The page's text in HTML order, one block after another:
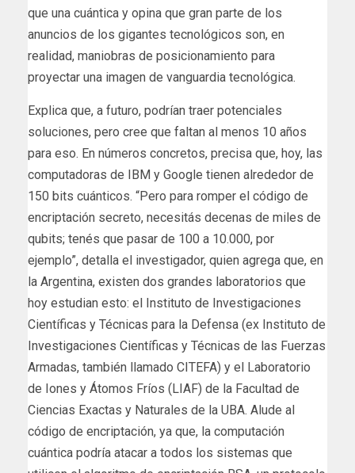
que una cuántica y opina que gran parte de los
anuncios de los gigantes tecnológicos son, en
realidad, maniobras de posicionamiento para
proyectar una imagen de vanguardia tecnológica.
Explica que, a futuro, podrían traer potenciales
soluciones, pero cree que faltan al menos 10 años
para eso. En números concretos, precisa que, hoy, las
computadoras de IBM y Google tienen alrededor de
150 bits cuánticos. “Pero para romper el código de
encriptación secreto, necesitás decenas de miles de
qubits; tenés que pasar de 100 a 10.000, por
ejemplo”, detalla el investigador, quien agrega que, en
la Argentina, existen dos grandes laboratorios que
hoy estudian esto: el Instituto de Investigaciones
Científicas y Técnicas para la Defensa (ex Instituto de
Investigaciones Científicas y Técnicas de las Fuerzas
Armadas, también llamado CITEFA) y el Laboratorio
de Iones y Átomos Fríos (LIAF) de la Facultad de
Ciencias Exactas y Naturales de la UBA. Alude al
código de encriptación, ya que, la computación
cuántica podría atacar a todos los sistemas que